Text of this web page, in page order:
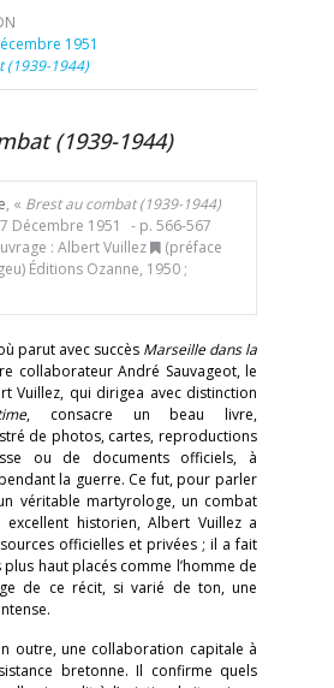
1951
(1939-1944)
(1939-1944)
, « Brest au combat (1939-1944)
Décembre 1951
- p. 566-567
: Albert Vuillez
(préface
Éditions Ozanne, 1950 ;
parut avec succès Marseille dans la
collaborateur André Sauvageot, le
Vuillez, qui dirigea avec distinction
, consacre un beau livre,
de photos, cartes, reproductions
ou de documents officiels, à
la guerre. Ce fut, pour parler
véritable martyrologe, un combat
excellent historien, Albert Vuillez a
officielles et privées ; il a fait
haut placés comme l’homme de
de ce récit, si varié de ton, une
outre, une collaboration capitale à
bretonne. Il confirme quels